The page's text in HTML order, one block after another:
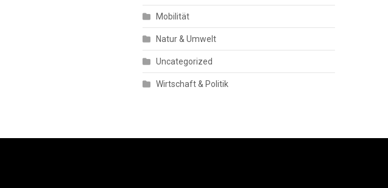
Mobilität
Natur & Umwelt
Uncategorized
Wirtschaft & Politik